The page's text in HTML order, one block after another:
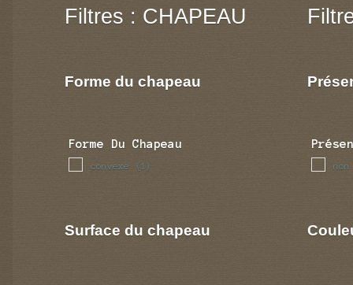
Filtres : CHAPEAU
Forme du chapeau
Forme Du Chapeau
convexe (1)
Surface du chapeau
non